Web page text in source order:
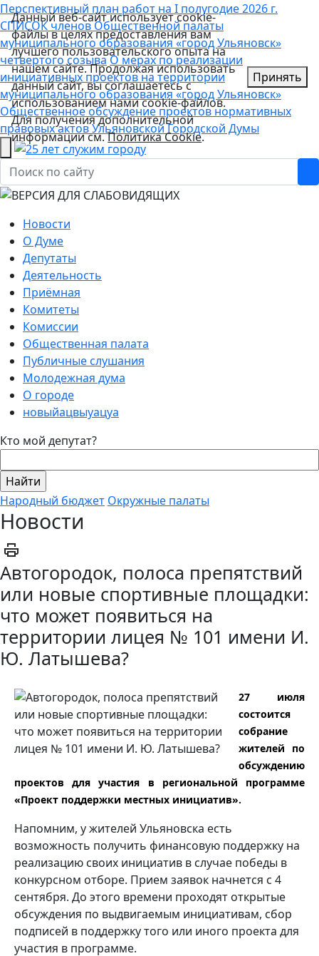
Перспективный план работ на I полугодие 2026 г.
СПИСОК членов Общественной палаты
муниципального образования «город Ульяновск»
четвертого созываО мерах по реализации
инициативных проектов на территории
муниципального образования «город Ульяновск»
Общественное обсуждение проектов нормативных
правовых актов Ульяновской Городской Думы
Новости
О Думе
Депутаты
Деятельность
Приёмная
Комитеты
Комиссии
Общественная палата
Публичные слушания
Молодежная дума
О городе
новыйацвыуацуа
Кто мой депутат?
Народный бюджет Окружные палаты
Новости
Автогородок, полоса препятствий
или новые спортивные площадки:
что может появиться на
территории лицея № 101 имени И.
Ю. Латышева?
27 июля
состоится
собрание
жителей по
обсуждению
проектов для участия в региональной программе
«Проект поддержки местных инициатив».
Напомним, у жителей Ульяновска есть
возможность получить финансовую поддержку на
реализацию своих инициатив в случае победы в
конкурсном отборе. Прием заявок начнется с 4
сентября. До этого времени проходят открытые
обсуждения по выдвигаемым инициативам, сбор
подписей в поддержку того или иного проекта для
участия в программе.
Данный веб-сайт использует cookie-
файлы в целях предоставления вам
лучшего пользовательского опыта на
нашем сайте. Продолжая использовать
данный сайт, вы соглашаетесь с
использованием нами cookie-файлов.
Для получения дополнительной
информации см.Политика Cookie.
Принять